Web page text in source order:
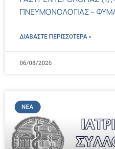
ΠΝΕΥΜΟΝΟΛΟΓΙΑΣ –
ΔΙΑΒΑΣΤΕ ΠΕΡΙΣΣΌΤΕΡΑ »
06/08/2026
ΝΈΑ